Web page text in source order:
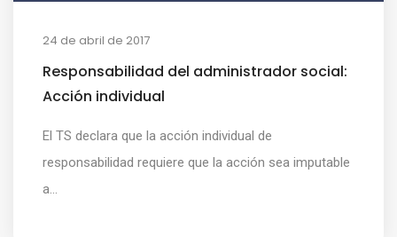
24 de abril de 2017
Responsabilidad del administrador social:
Acción individual
El TS declara que la acción individual de
responsabilidad requiere que la acción sea imputable
a...